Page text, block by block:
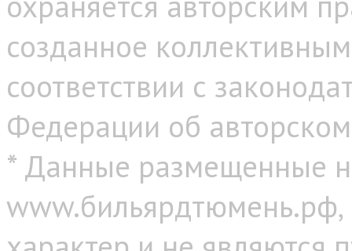
созданное
соответствии с
Федерации об
* Данные размещенные